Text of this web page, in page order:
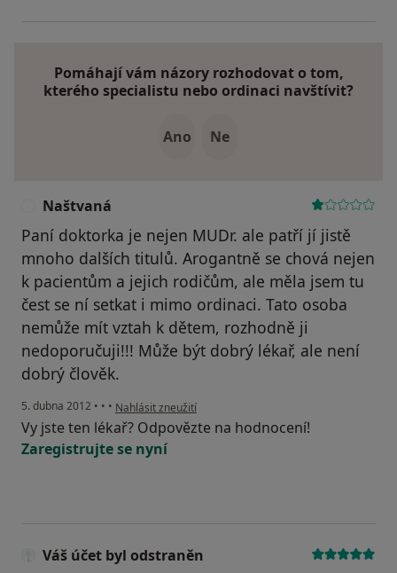
Pomáhají vám názory rozhodovat o tom,
kterého specialistu nebo ordinaci navštívit?
Ano Ne
Naštvaná
Paní doktorka je nejen MUDr. ale patří jí jistě
mnoho dalších titulů. Arogantně se chová nejen
k pacientům a jejich rodičům, ale měla jsem tu
čest se ní setkat i mimo ordinaci. Tato osoba
nemůže mít vztah k dětem, rozhodně ji
nedoporučuji!!! Může být dobrý lékař, ale není
dobrý člověk.
5. dubna 2012 • • • podle názoru uživatele Naštvaná
Nahlásit zneužití
Vy jste ten lékař? Odpovězte na hodnocení!
Zaregistrujte se nyní
Váš účet byl odstraněn